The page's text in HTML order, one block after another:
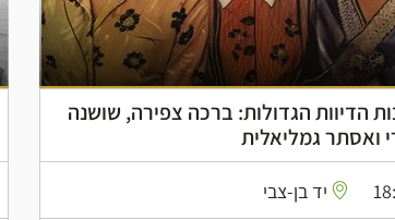
הדיוות הגדולות: ברכה צפירה, שושנה
ואסתר גמליאלית
יד בן-צבי